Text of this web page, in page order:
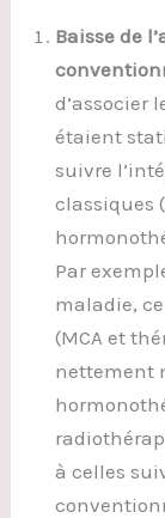
Baisse de
d’associer
étaient
suivre
classiques
Par
maladie,
(MCA et
nettement
à celles